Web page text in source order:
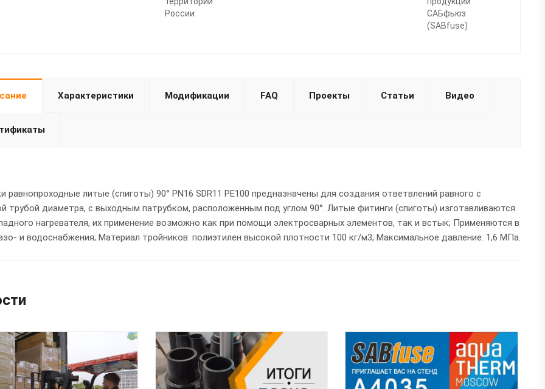
России
САБфьюз
(SABfuse)
Характеристики Модификации FAQ Проекты Статьи Видео
равнопроходные литые (спиготы) 90° PN16 SDR11 PE100 предназначены для создания ответвлений равного с
трубой диаметра, с выходным патрубком, расположенным под углом 90°. Литые фитинги (спиготы) изготавливаются
нагревателя, их применение возможно как при помощи электросварных элементов, так и встык; Применяются в
и водоснабжения; Материал тройников: полиэтилен высокой плотности 100 кг/м3; Максимальное давление: 1,6 МПа.